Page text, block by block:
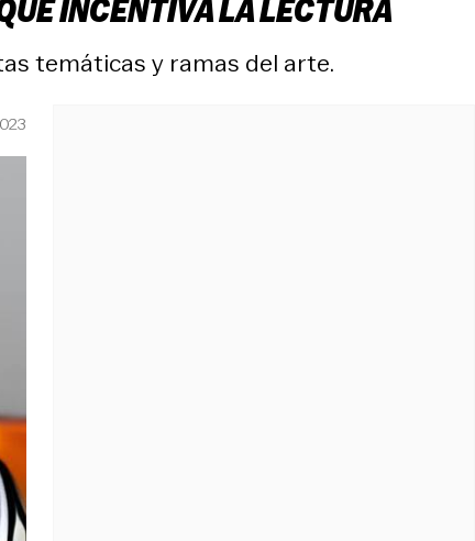
INCENTIVA LA LECTURA
temáticas y ramas del arte.